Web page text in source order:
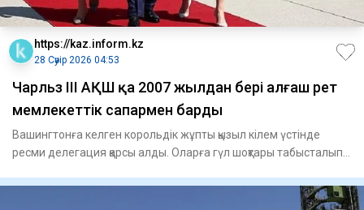
https://kaz.inform.kz
28 Сәуір 2026 04:53
Чарльз III АҚШ қа 2007 жылдан бері алғаш рет
мемлекеттік сапармен барды
Вашингтонға келген корольдік жұпты қызыл кілем үстінде
ресми делегация қарсы алды. Оларға гүл шоқтары табысталып,